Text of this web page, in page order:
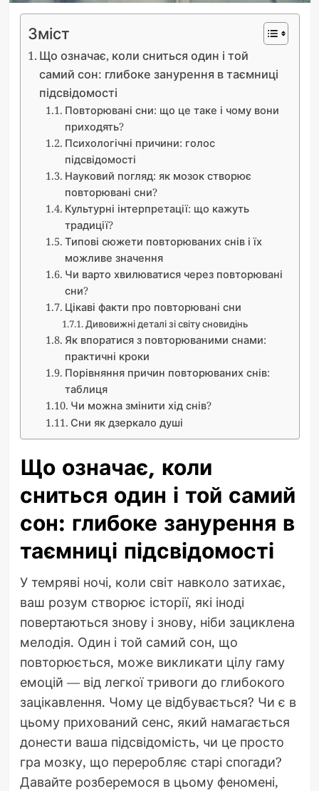
Зміст
Що означає, коли сниться один і той
самий сон: глибоке занурення в таємниці
підсвідомості
Повторювані сни: що це таке і чому вони
приходять?
Психологічні причини: голос
підсвідомості
Науковий погляд: як мозок створює
повторювані сни?
Культурні інтерпретації: що кажуть
традиції?
Типові сюжети повторюваних снів і їх
можливе значення
Чи варто хвилюватися через повторювані
сни?
Цікаві факти про повторювані сни
Дивовижні деталі зі світу сновидінь
Як впоратися з повторюваними снами:
практичні кроки
Порівняння причин повторюваних снів:
таблиця
Чи можна змінити хід снів?
Сни як дзеркало душі
Що означає, коли
сниться один і той самий
сон: глибоке занурення в
таємниці підсвідомості
У темряві ночі, коли світ навколо затихає,
ваш розум створює історії, які іноді
повертаються знову і знову, ніби зациклена
мелодія. Один і той самий сон, що
повторюється, може викликати цілу гаму
емоцій — від легкої тривоги до глибокого
зацікавлення. Чому це відбувається? Чи є в
цьому прихований сенс, який намагається
донести ваша підсвідомість, чи це просто
гра мозку, що переробляє старі спогади?
Давайте розберемося в цьому феномені,